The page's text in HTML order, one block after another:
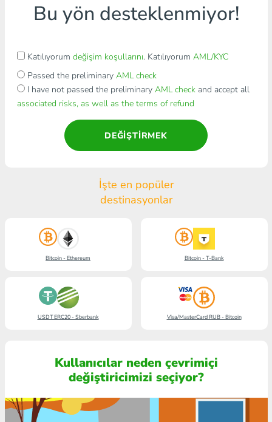
Bu yön desteklenmiyor!
Katılıyorum değişim koşullarını. Katılıyorum AML/KYC
Passed the preliminary AML check
I have not passed the preliminary AML checkand accept all
associated risks, as well as the terms of refund
DEĞIŞTIRMEK
İşte en popüler
destinasyonlar
Bitcoin - Ethereum Bitcoin - T-Bank
USDT ERC20 - Sberbank Visa/MasterCard RUB - Bitcoin
Kullanıcılar neden çevrimiçi
değiştiricimizi seçiyor?